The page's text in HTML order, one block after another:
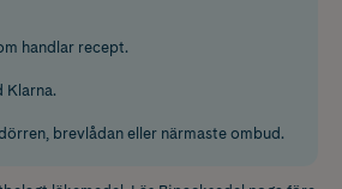
handlar recept.
Klarna.
brevlådan eller närmaste ombud.